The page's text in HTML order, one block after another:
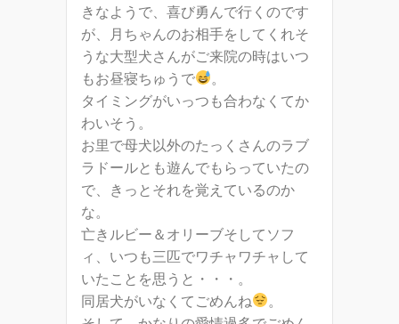
きなようで、喜び勇んで行くのです
が、月ちゃんのお相手をしてくれそ
うな大型犬さんがご来院の時はいつ
もお昼寝ちゅうで
。
タイミングがいっつも合わなくてか
わいそう。
お里で母犬以外のたっくさんのラブ
ラドールとも遊んでもらっていたの
で、きっとそれを覚えているのか
な。
亡きルビー＆オリーブそしてソフ
ィ、いつも三匹でワチャワチャして
いたことを思うと・・・。
同居犬がいなくてごめんね
。